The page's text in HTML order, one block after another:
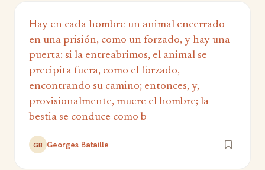
Hay en cada hombre un animal encerrado
en una prisión, como un forzado, y hay una
puerta: si la entreabrimos, el animal se
precipita fuera, como el forzado,
encontrando su camino; entonces, y,
provisionalmente, muere el hombre; la
bestia se conduce como b
GB Georges Bataille